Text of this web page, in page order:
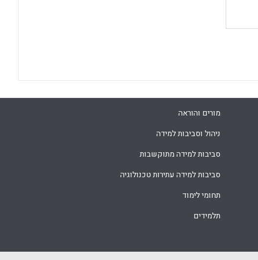
מורים והוראה
ניהול וסביבות למידה
סביבות למידה מתוקשבות
סביבות למידה עתירות טכנולוגיה
תחומי לימוד
תלמידים